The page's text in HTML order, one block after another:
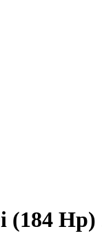
(184 Hp)